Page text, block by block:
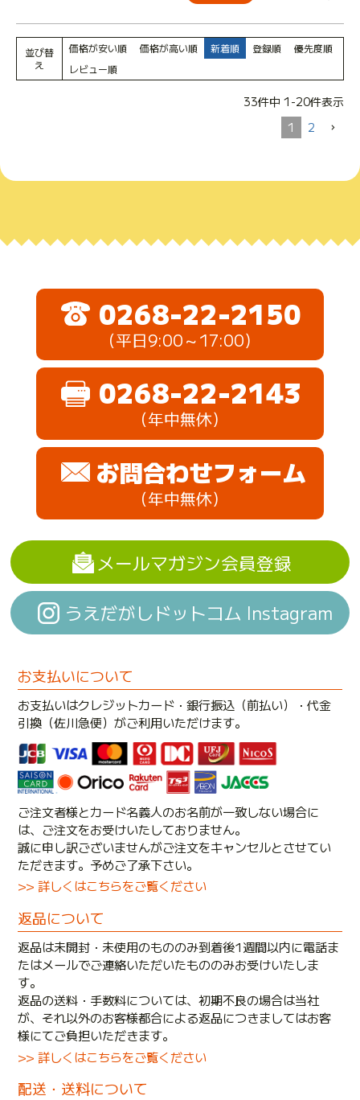
並び替
え
価格が安い順 価格が高い順 新着順 登録順
優先度順
レビュー順
33件中 1 -20件表示
1
2
0268-22-2150
（平日9:00～17:00）
0268-22-2143
（年中無休）
お問合わせフォーム
（年中無休）
メールマガジン会員登録
うえだがしドットコム Instagram
お支払いについて
お支払いはクレジットカード・銀行振込（前払い）・代金
引換（佐川急便）がご利用いただけます。
ご注文者様とカード名義人のお名前が一致しない場合に
は、ご注文をお受けいたしておりません。
誠に申し訳ございませんがご注文をキャンセルとさせてい
ただきます。予めご了承下さい。
>> 詳しくはこちらをご覧ください
返品について
返品は未開封・未使用のもののみ到着後1週間以内に電話ま
たはメールでご連絡いただいたもののみお受けいたしま
す。
返品の送料・手数料については、初期不良の場合は当社
が、それ以外のお客様都合による返品につきましてはお客
様にてご負担いただきます。
>> 詳しくはこちらをご覧ください
配送・送料について